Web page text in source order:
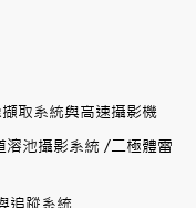
取系統與高速攝影機
池攝影系統 /二極體雷
追蹤系統